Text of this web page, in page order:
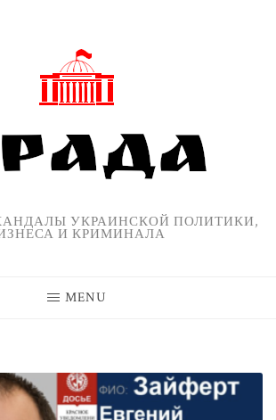
УКРАИНСКОЙ ПОЛИТИКИ,
И КРИМИНАЛА
MENU